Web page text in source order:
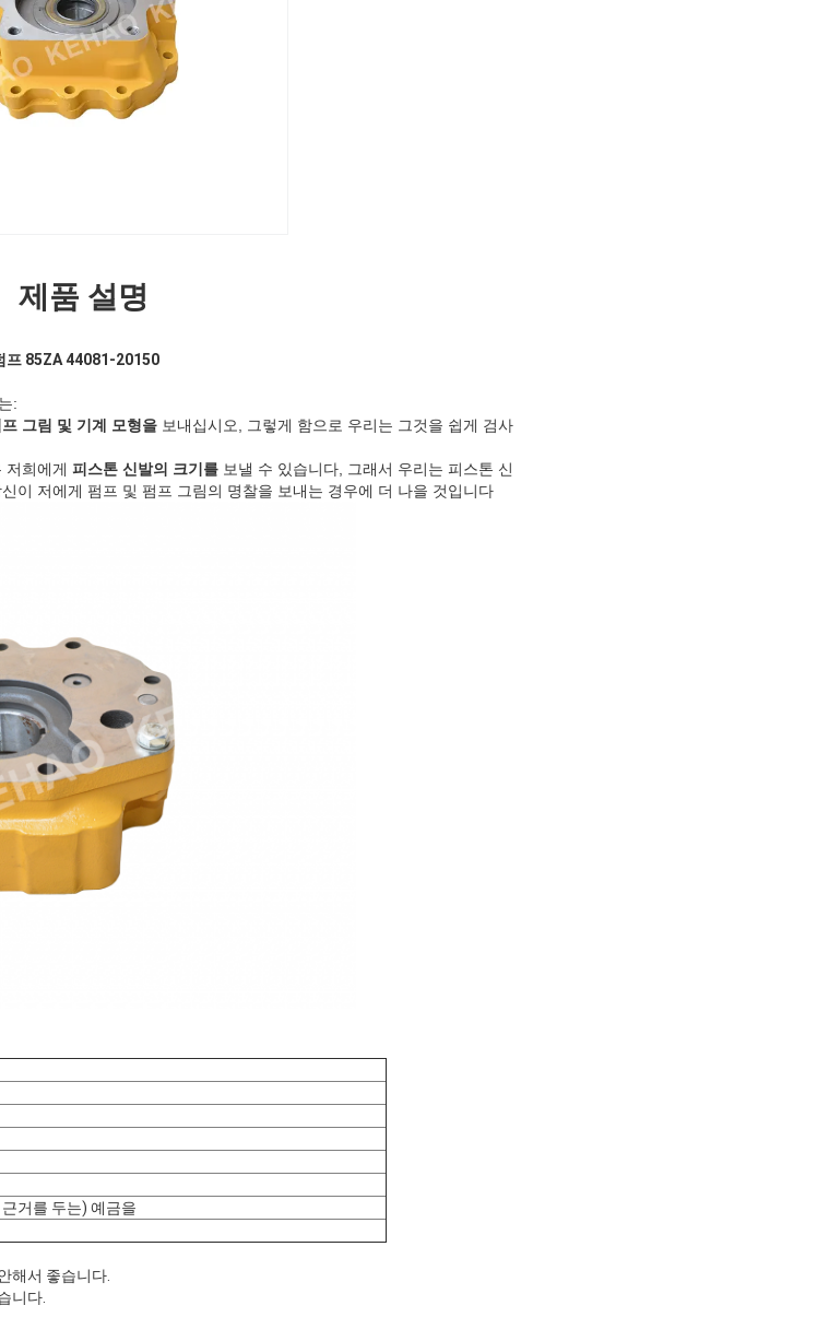
제품 설명
프 85ZA 44081-20150
:
그림 및 기계 모형을 보내십시오, 그렇게 함으로 우리는 그것을 쉽게 검사
저희에게 피스톤 신발의 크기를 보낼 수 있습니다, 그래서 우리는 피스톤 신
이 저에게 펌프 및 펌프 그림의 명찰을 보내는 경우에 더 나을 것입니다
거를 두는) 예금을
해서 좋습니다.
니다.